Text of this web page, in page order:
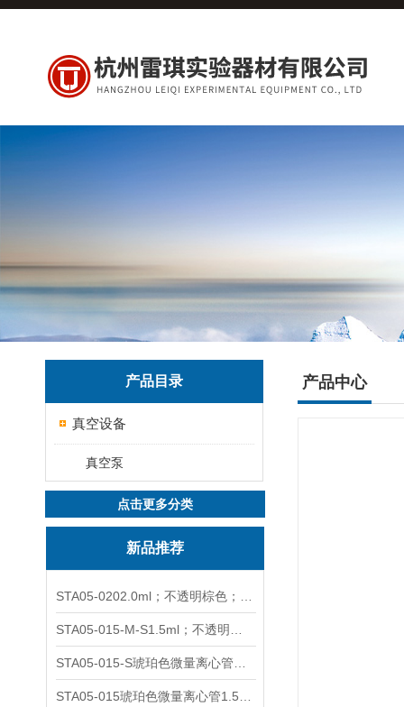
产品目录
真空设备
真空泵
点击更多分类
新品推荐
产品中心